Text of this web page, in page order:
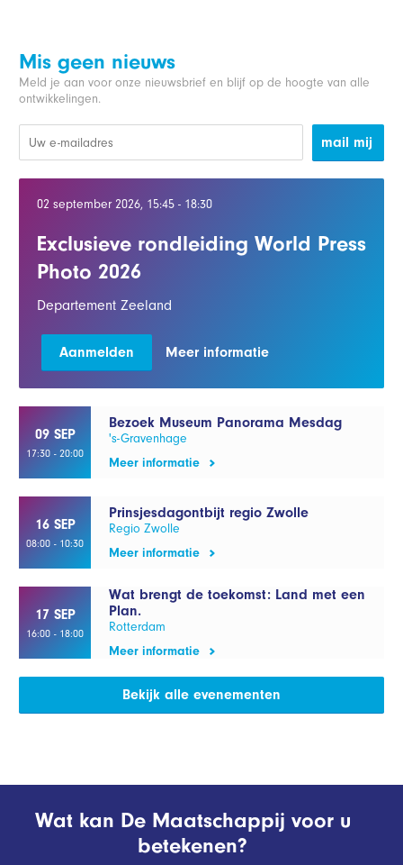
Mis geen nieuws
Meld je aan voor onze nieuwsbrief en blijf op de hoogte van alle
ontwikkelingen.
mail mij
02 september 2026, 15:45 - 18:30
Exclusieve rondleiding World Press
Photo 2026
Departement Zeeland
Aanmelden Meer informatie
09 SEP
17:30 - 20:00
Bezoek Museum Panorama Mesdag
's-Gravenhage
Meer informatie
16 SEP
08:00 - 10:30
Prinsjesdagontbijt regio Zwolle
Regio Zwolle
Meer informatie
17 SEP
16:00 - 18:00
Wat brengt de toekomst: Land met een
Plan.
Rotterdam
Meer informatie
Bekijk alle evenementen
Wat kan De Maatschappij voor u
betekenen?